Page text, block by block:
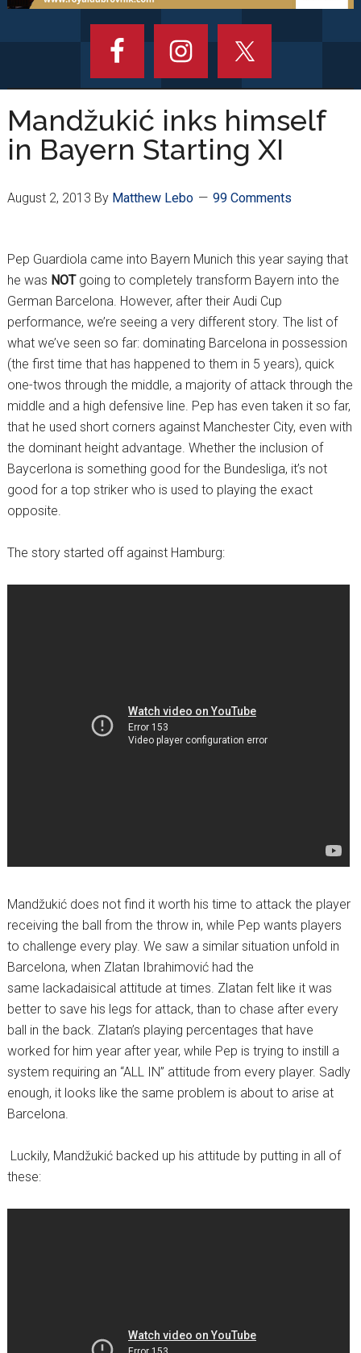
Mandžukić inks himself
in Bayern Starting XI
August 2, 2013 By Matthew Lebo 99 Comments
Pep Guardiola came into Bayern Munich this year saying that
he was NOTgoing to completely transform Bayern into the
German Barcelona. However, after their Audi Cup
performance, we’re seeing a very different story. The list of
what we’ve seen so far: dominating Barcelona in possession
(the first time that has happened to them in 5 years), quick
one-twos through the middle, a majority of attack through the
middle and a high defensive line. Pep has even taken it so far,
that he used short corners against Manchester City, even with
the dominant height advantage. Whether the inclusion of
Baycerlona is something good for the Bundesliga, it’s not
good for a top striker who is used to playing the exact
opposite.
The story started off against Hamburg:
Mandžukić does not find it worth his time to attack the player
receiving the ball from the throw in, while Pep wants players
to challenge every play. We saw a similar situation unfold in
Barcelona, when Zlatan Ibrahimović had the
same lackadaisical attitude at times. Zlatan felt like it was
better to save his legs for attack, than to chase after every
ball in the back. Zlatan’s playing percentages that have
worked for him year after year, while Pep is trying to instill a
system requiring an “ALL IN” attitude from every player. Sadly
enough, it looks like the same problem is about to arise at
Barcelona.
Luckily, Mandžukić backed up his attitude by putting in all of
these: